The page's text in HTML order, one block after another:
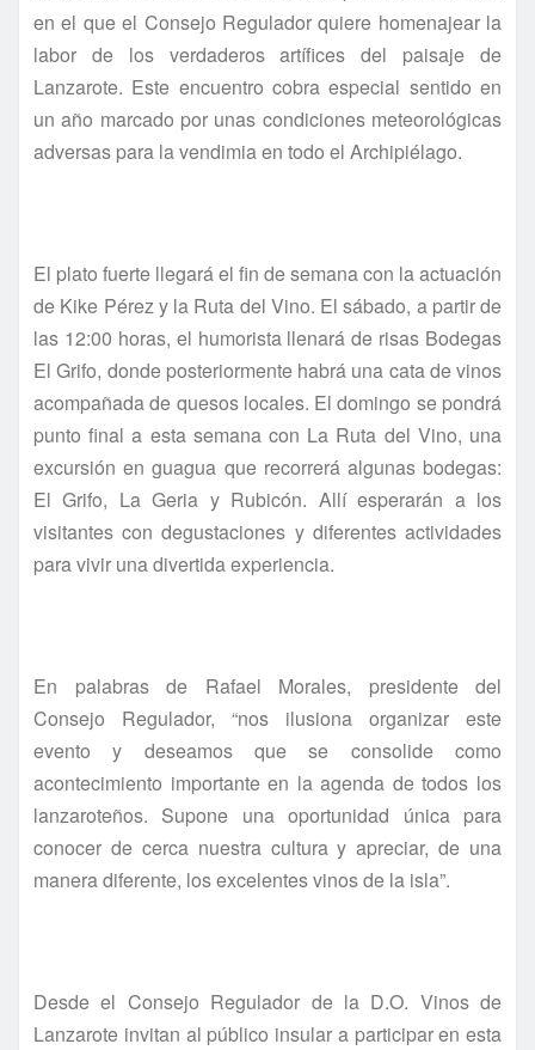
en el que el Consejo Regulador quiere homenajear la
labor de los verdaderos artífices del paisaje de
Lanzarote. Este encuentro cobra especial sentido en
un año marcado por unas condiciones meteorológicas
adversas para la vendimia en todo el Archipiélago.
El plato fuerte llegará el fin de semana con la actuación
de Kike Pérez y la Ruta del Vino. El sábado, a partir de
las 12:00 horas, el humorista llenará de risas Bodegas
El Grifo, donde posteriormente habrá una cata de vinos
acompañada de quesos locales. El domingo se pondrá
punto final a esta semana con La Ruta del Vino, una
excursión en guagua que recorrerá algunas bodegas:
El Grifo, La Geria y Rubicón. Allí esperarán a los
visitantes con degustaciones y diferentes actividades
para vivir una divertida experiencia.
En palabras de Rafael Morales, presidente del
Consejo Regulador, “nos ilusiona organizar este
evento y deseamos que se consolide como
acontecimiento importante en la agenda de todos los
lanzaroteños. Supone una oportunidad única para
conocer de cerca nuestra cultura y apreciar, de una
manera diferente, los excelentes vinos de la isla”.
Desde el Consejo Regulador de la D.O. Vinos de
Lanzarote invitan al público insular a participar en esta